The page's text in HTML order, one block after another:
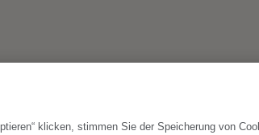
klicken, stimmen Sie der Speicherung von